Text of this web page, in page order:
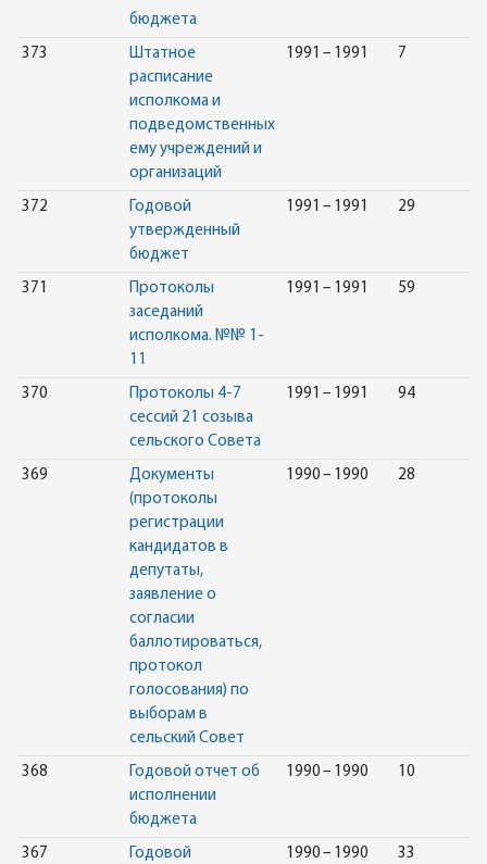
бюджета
373
Штатное
расписание
исполкома и
подведомственных
ему учреждений и
организаций
1991 – 1991 7
372
Годовой
утвержденный
бюджет
1991 – 1991 29
371
Протоколы
заседаний
исполкома. №№ 1-
11
1991 – 1991 59
370
Протоколы 4-7
сессий 21 созыва
сельского Совета
1991 – 1991 94
369
Документы
(протоколы
регистрации
кандидатов в
депутаты,
заявление о
согласии
баллотироваться,
протокол
голосования) по
выборам в
сельский Совет
1990 – 1990 28
368
Годовой отчет об
исполнении
бюджета
1990 – 1990 10
367
Годовой
1990 – 1990 33